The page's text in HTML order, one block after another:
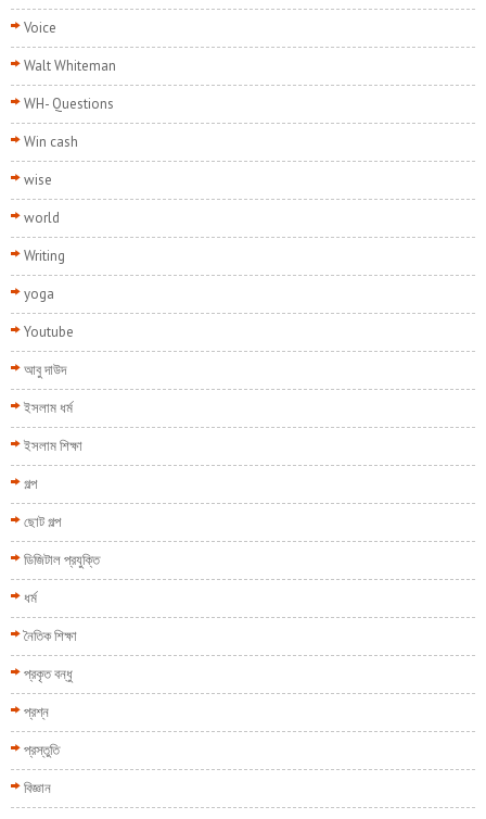
Voice
Walt Whiteman
WH- Questions
Win cash
wise
world
Writing
yoga
Youtube
আবু দাউদ
ইসলাম ধর্ম
ইসলাম শিক্ষা
গল্প
ছোট গল্প
ডিজিটাল প্রযুক্তি
ধর্ম
নৈতিক শিক্ষা
প্রকৃত বন্ধু
প্রশ্ন
প্রস্তুতি
বিজ্ঞান